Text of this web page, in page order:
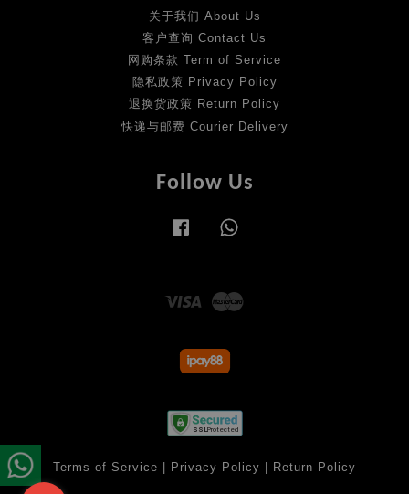
关于我们 About Us
客户查询 Contact Us
网购条款 Term of Service
隐私政策 Privacy Policy
退换货政策 Return Policy
快递与邮费 Courier Delivery
Follow Us
Facebook
Visa
Terms of Service Privacy Policy Return Policy